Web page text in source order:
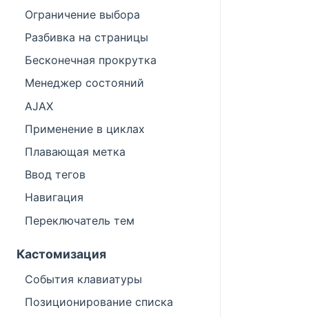
Ограничение выбора
Разбивка на страницы
Бесконечная прокрутка
Менеджер состояний
AJAX
Применение в циклах
Плавающая метка
Ввод тегов
Навигация
Переключатель тем
Кастомизация
События клавиатуры
Позиционирование списка